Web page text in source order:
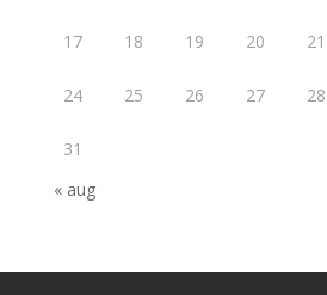
17 18 19 20 21
24 25 26 27 28
31
« aug